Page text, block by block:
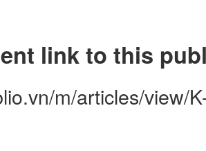
link to this
m/articles/view/